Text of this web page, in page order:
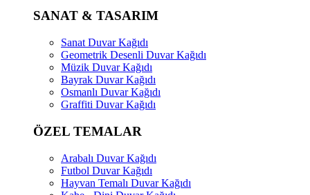
SANAT & TASARIM
Sanat Duvar Kağıdı
Geometrik Desenli Duvar Kağıdı
Müzik Duvar Kağıdı
Bayrak Duvar Kağıdı
Osmanlı Duvar Kağıdı
Graffiti Duvar Kağıdı
ÖZEL TEMALAR
Arabalı Duvar Kağıdı
Futbol Duvar Kağıdı
Hayvan Temalı Duvar Kağıdı